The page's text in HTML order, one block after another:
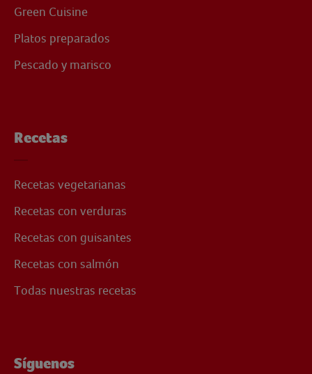
Green Cuisine
Platos preparados
Pescado y marisco
Recetas
Recetas vegetarianas
Recetas con verduras
Recetas con guisantes
Recetas con salmón
Todas nuestras recetas
Síguenos